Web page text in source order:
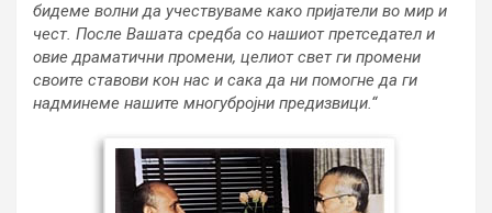
бидеме волни да учествуваме како пријатели во мир и
чест. После Вашата средба со нашиот претседател и
овие драматични промени, целиот свет ги промени
своите ставови кон нас и сака да ни помогне да ги
надминеме нашите многубројни предизвици.“